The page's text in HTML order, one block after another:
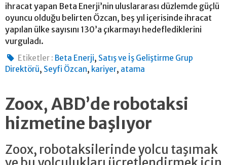
ihracat yapan Beta Enerji’nin uluslararası düzlemde güçlü
oyuncu olduğu belirten Özcan, beş yıl içerisinde ihracat
yapılan ülke sayısını 130’a çıkarmayı hedeflediklerini
vurguladı.
Etiketler : Beta Enerji, Satış ve İş Geliştirme Grup
Direktörü, Seyfi Özcan, kariyer, atama
Zoox, ABD’de robotaksi
hizmetine başlıyor
Zoox, robotaksilerinde yolcu taşımak